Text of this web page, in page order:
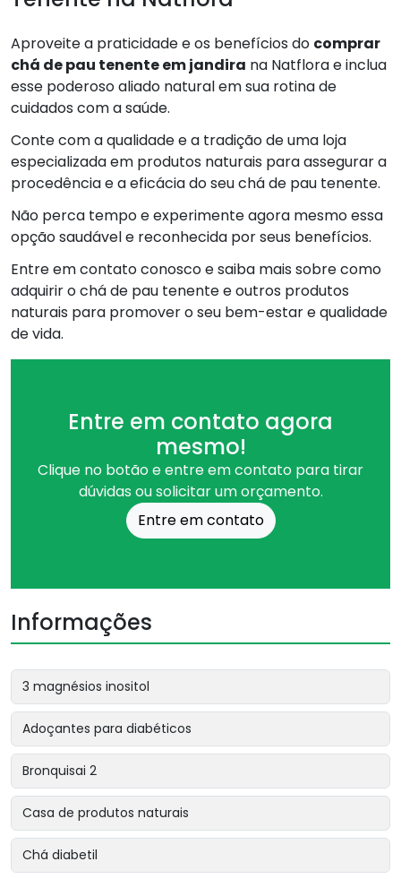
Aproveite a praticidade e os benefícios do comprar
chá de pau tenente em jandira na Natflora e inclua
esse poderoso aliado natural em sua rotina de
cuidados com a saúde.
Conte com a qualidade e a tradição de uma loja
especializada em produtos naturais para assegurar a
procedência e a eficácia do seu chá de pau tenente.
Não perca tempo e experimente agora mesmo essa
opção saudável e reconhecida por seus benefícios.
Entre em contato conosco e saiba mais sobre como
adquirir o chá de pau tenente e outros produtos
naturais para promover o seu bem-estar e qualidade
de vida.
Entre em contato agora
mesmo!
Clique no botão e entre em contato para tirar
dúvidas ou solicitar um orçamento.
Entre em contato
Informações
3 magnésios inositol
Adoçantes para diabéticos
Bronquisai 2
Casa de produtos naturais
Chá diabetil